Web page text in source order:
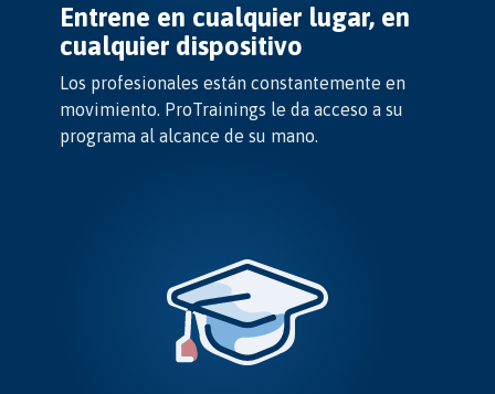
Entrene en cualquier lugar, en
cualquier dispositivo
Los profesionales están constantemente en
movimiento. ProTrainings le da acceso a su
programa al alcance de su mano.